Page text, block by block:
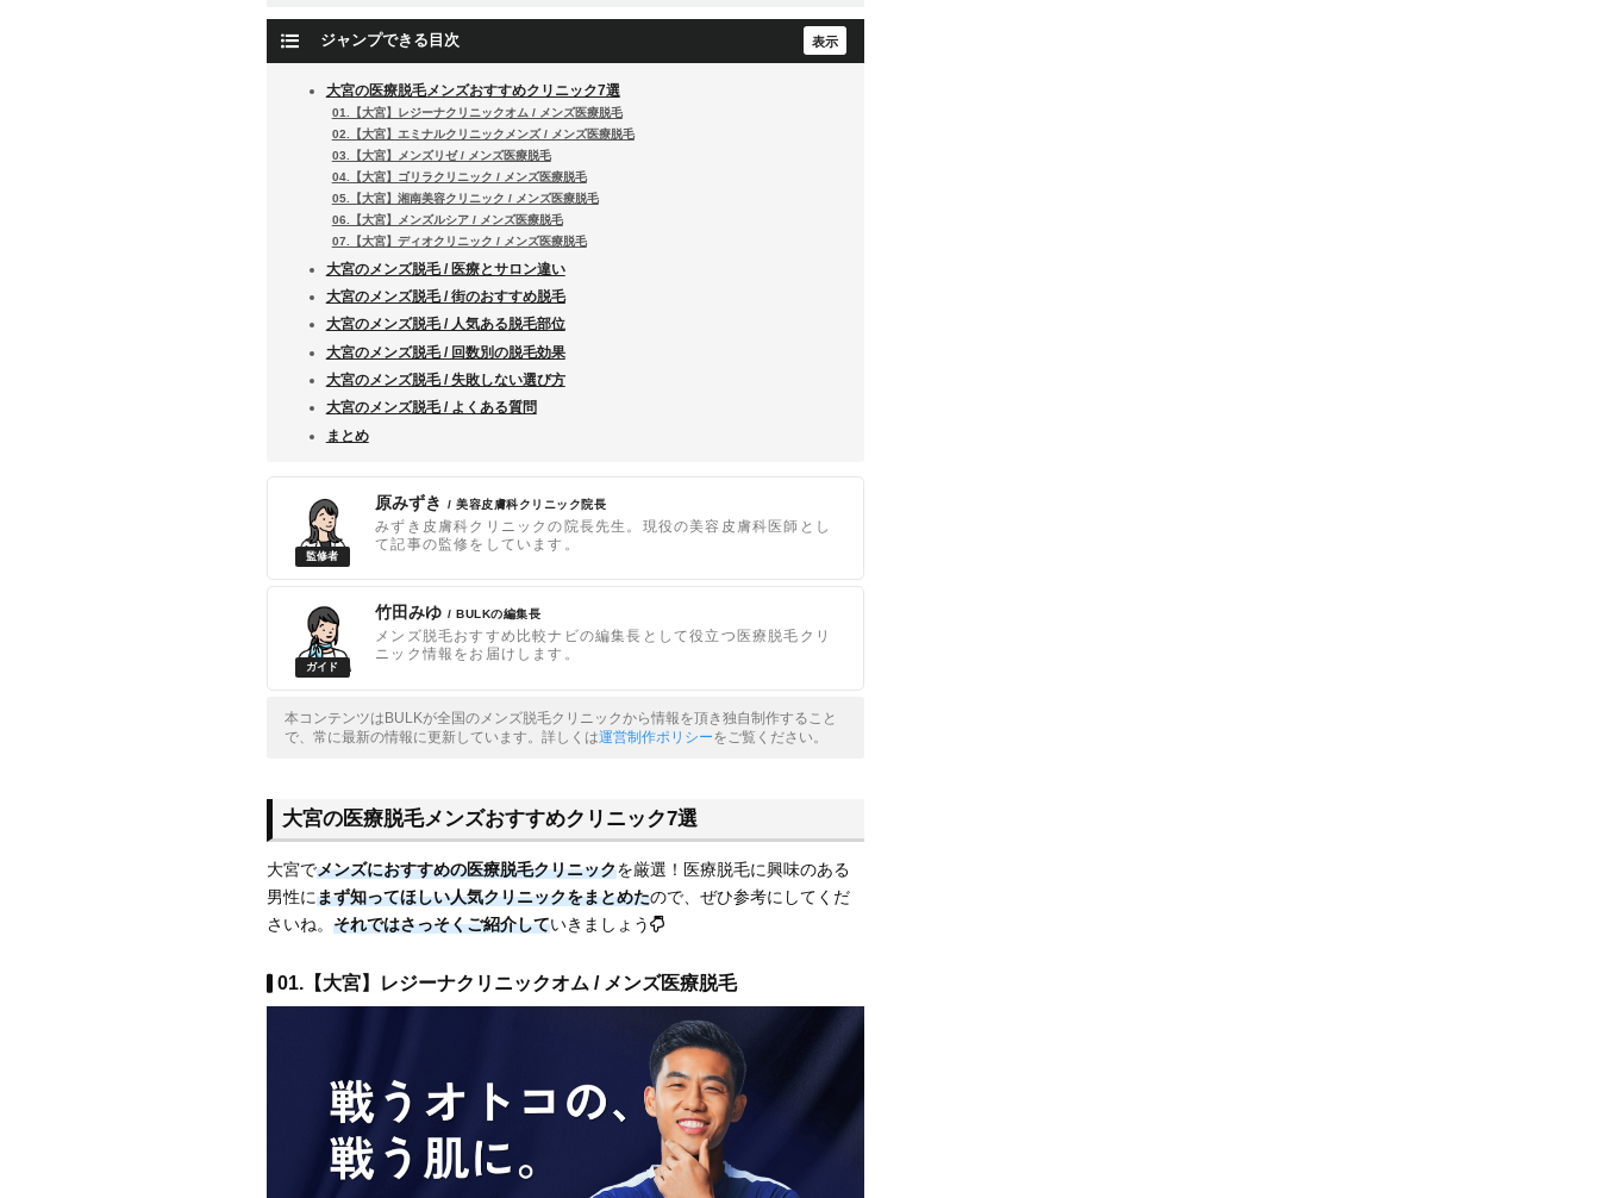
ジャンプできる目次
大宮の医療脱毛メンズおすすめクリニック7選
01.【大宮】レジーナクリニックオム / メンズ医療脱毛
02.【大宮】エミナルクリニックメンズ / メンズ医療脱毛
03.【大宮】メンズリゼ / メンズ医療脱毛
04.【大宮】ゴリラクリニック / メンズ医療脱毛
05.【大宮】湘南美容クリニック / メンズ医療脱毛
06.【大宮】メンズルシア / メンズ医療脱毛
07.【大宮】ディオクリニック / メンズ医療脱毛
大宮のメンズ脱毛 / 医療とサロン違い
大宮のメンズ脱毛 / 街のおすすめ脱毛
大宮のメンズ脱毛 / 人気ある脱毛部位
大宮のメンズ脱毛 / 回数別の脱毛効果
大宮のメンズ脱毛 / 失敗しない選び方
大宮のメンズ脱毛 / よくある質問
まとめ
原みずき / 美容皮膚科クリニック院長
みずき皮膚科クリニックの院長先生。現役の美容皮膚科医師とし
て記事の監修をしています。
竹田みゆ / BULKの編集長
メンズ脱毛おすすめ比較ナビの編集長として役立つ医療脱毛クリ
ニック情報をお届けします。
本コンテンツはBULKが全国のメンズ脱毛クリニックから情報を頂き独自制作すること
で、常に最新の情報に更新しています。詳しくは運営制作ポリシーをご覧ください。
大宮の医療脱毛メンズおすすめクリニック7選
大宮でメンズにおすすめの医療脱毛クリニックを厳選！医療脱毛に興味のある
男性にまず知ってほしい人気クリニックをまとめたので、ぜひ参考にしてくだ
さいね。 それではさっそくご紹介していきましょう
01.【大宮】レジーナクリニックオム / メンズ医療脱毛